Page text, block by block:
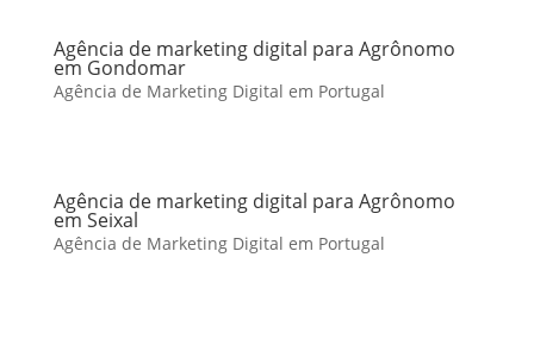
Agência de marketing digital para Agrônomo
em Gondomar
Agência de Marketing Digital em Portugal
Agência de marketing digital para Agrônomo
em Seixal
Agência de Marketing Digital em Portugal